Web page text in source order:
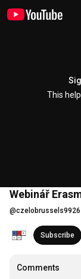
This
Webinář
@czelobrussels9926
Subscribe
Comments